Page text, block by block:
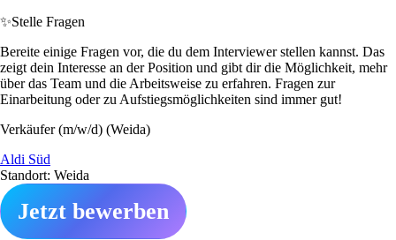
✨Stelle Fragen
Bereite einige Fragen vor, die du dem Interviewer stellen kannst. Das
zeigt dein Interesse an der Position und gibt dir die Möglichkeit, mehr
über das Team und die Arbeitsweise zu erfahren. Fragen zur
Einarbeitung oder zu Aufstiegsmöglichkeiten sind immer gut!
Verkäufer (m/w/d) (Weida)
Aldi Süd
Standort: Weida
Jetzt bewerben